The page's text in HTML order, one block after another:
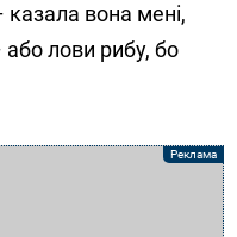
вона мені,
лови рибу, бо